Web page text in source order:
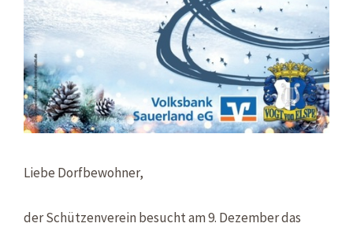
Liebe Dorfbewohner,
der Schützenverein besucht am 9. Dezember das